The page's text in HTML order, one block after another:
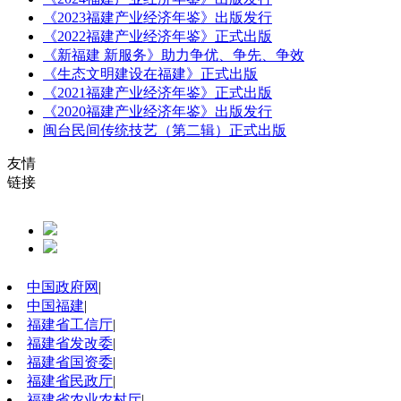
《2023福建产业经济年鉴》出版发行
《2022福建产业经济年鉴》正式出版
《新福建 新服务》助力争优、争先、争效
《生态文明建设在福建》正式出版
《2021福建产业经济年鉴》正式出版
《2020福建产业经济年鉴》出版发行
闽台民间传统技艺（第二辑）正式出版
友情
链接
中国政府网 |
中国福建|
福建省工信厅|
福建省发改委|
福建省国资委|
福建省民政厅|